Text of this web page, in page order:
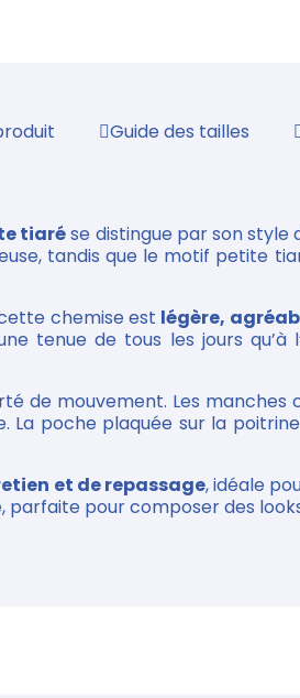
Guide des tailles
tiarése distingue par son style
tandis que le motif petite
chemise est légère,
tenue de tous les jours
de mouvement. Les manches
La poche plaquée sur la
et de repassage, idéale
pour composer des